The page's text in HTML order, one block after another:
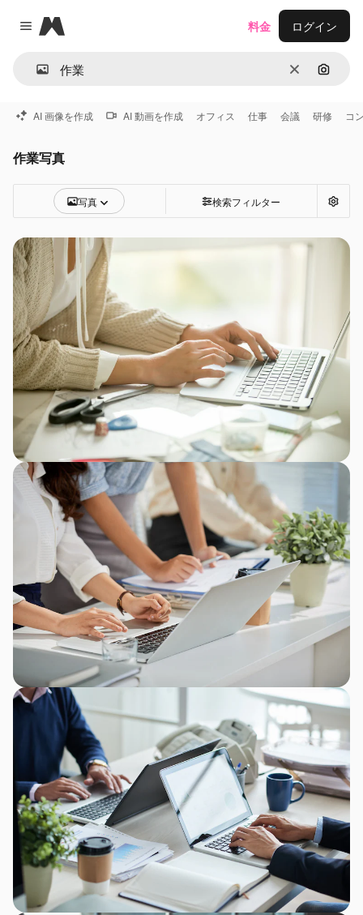
Close menu
Magnific
消去 画像で
料金 ログイン
AI 画像を作成 AI 動画を作成 オフィス 仕事 会議 研修 コ
作業写真
写真 検索フィルター